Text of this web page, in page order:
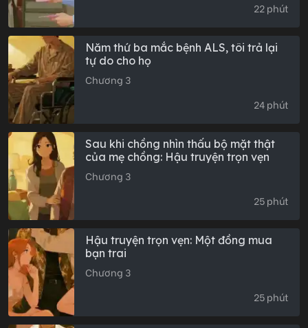
22 phút
Năm thứ ba mắc bệnh ALS, tôi trả lại
tự do cho họ
Chương 3
24 phút
Sau khi chồng nhìn thấu bộ mặt thật
của mẹ chồng: Hậu truyện trọn vẹn
Chương 3
25 phút
Hậu truyện trọn vẹn: Một đồng mua
bạn trai
Chương 3
25 phút